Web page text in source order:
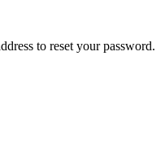
to reset your password.